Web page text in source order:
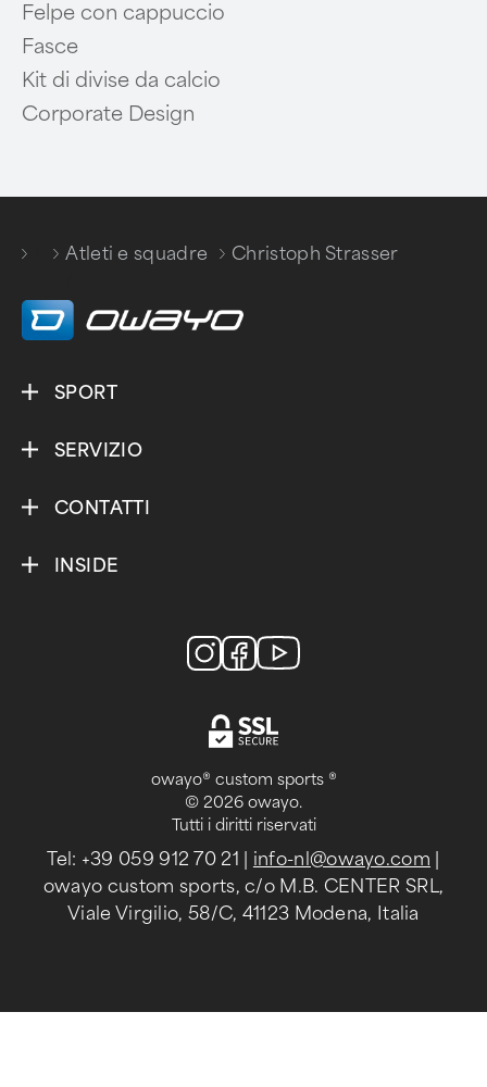
Felpe con cappuccio
Fasce
Kit di divise da calcio
Corporate Design
Atleti e squadre
Christoph Strasser
SPORT
SERVIZIO
CONTATTI
INSIDE
owayo® custom sports ®
© 2026 owayo.
Tutti i diritti riservati
Tel: +39 059 912 70 21 info-nl@owayo.com
owayo custom sports, c/o M.B. CENTER SRL,
Viale Virgilio, 58/C, 41123 Modena, Italia